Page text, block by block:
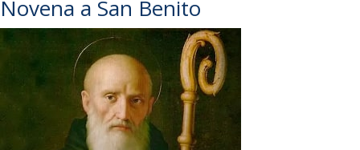
Novena a San Benito